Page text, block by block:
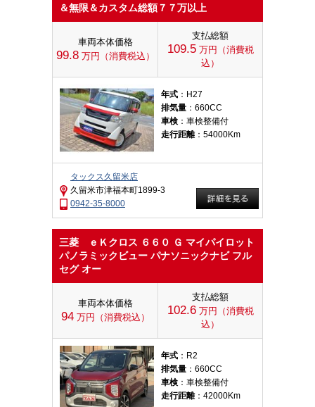
＆無限＆カスタム総額７７万以上
車両本体価格
99.8万円（消費税込）
支払総額
109.5万円（消費税
込）
年式 ：H27
排気量 ：660CC
車検 ：車検整備付
走行距離：54000Km
タックス久留米店
久留米市津福本町1899-3
0942-35-8000
三菱 ｅＫクロス ６６０ Ｇ マイパイロット
パノラミックビュー パナソニックナビ フル
セグ オー
車両本体価格
94万円（消費税込）
支払総額
102.6万円（消費税
込）
年式 ：R2
排気量 ：660CC
車検 ：車検整備付
走行距離：42000Km